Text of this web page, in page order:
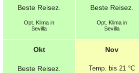
Beste Reisez.
Opt. Klima in
Sevilla
Beste Reisez.
Opt. Klima in
Sevilla
Okt
Beste Reisez.
Nov
Temp. bis 21 °C